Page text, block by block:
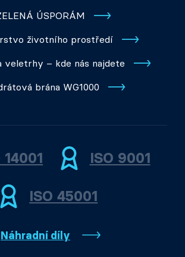
ÚSPORÁM
životního prostředí
veletrhy – kde nás najdete
brána WG1000
14001 ISO 9001
ISO 45001
Náhradní díly